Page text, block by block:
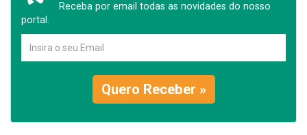
Receba por email todas as novidades do nosso
portal.
Quero Receber »